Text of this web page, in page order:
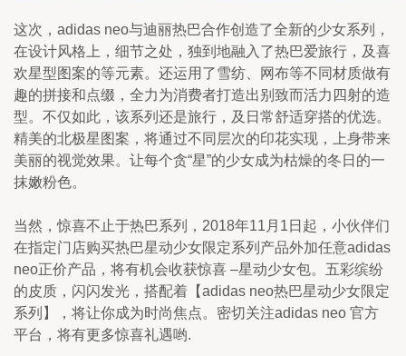
这次，adidas neo与迪丽热巴合作创造了全新的少女系列，
在设计风格上，细节之处，独到地融入了热巴爱旅行，及喜
欢星型图案的等元素。还运用了雪纺、网布等不同材质做有
趣的拼接和点缀，全力为消费者打造出别致而活力四射的造
型。不仅如此，该系列还是旅行，及日常舒适穿搭的优选。
精美的北极星图案，将通过不同层次的印花实现，上身带来
美丽的视觉效果。让每个贪“星”的少女成为枯燥的冬日的一
抹嫩粉色。
当然，惊喜不止于热巴系列，2018年11月1日起，小伙伴们
在指定门店购买热巴星动少女限定系列产品外加任意adidas
neo正价产品，将有机会收获惊喜 –星动少女包。五彩缤纷
的皮质，闪闪发光，搭配着【adidas neo热巴星动少女限定
系列】，将让你成为时尚焦点。密切关注adidas neo 官方
平台，将有更多惊喜礼遇哟.